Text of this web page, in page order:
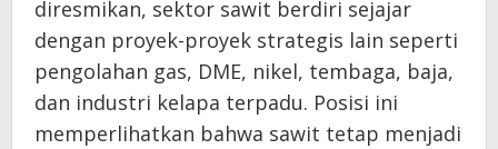
diresmikan, sektor sawit berdiri sejajar
dengan proyek-proyek strategis lain seperti
pengolahan gas, DME, nikel, tembaga, baja,
dan industri kelapa terpadu. Posisi ini
memperlihatkan bahwa sawit tetap menjadi